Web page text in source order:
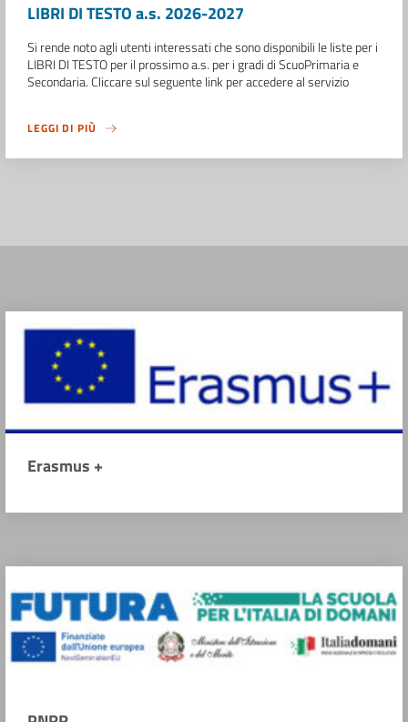
LIBRI DI TESTO a.s. 2026-2027
Si rende noto agli utenti interessati che sono disponibili le liste per i
LIBRI DI TESTO per il prossimo a.s. per i gradi di ScuoPrimaria e
Secondaria. Cliccare sul seguente link per accedere al servizio
LEGGI DI PIÙ
Erasmus +